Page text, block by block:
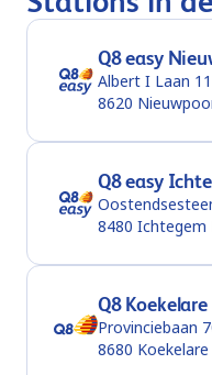
Q8 easy
Albert I Laan
8620
Q8 easy
8480 Ichtegem
Q8 Koekelare
Provinciebaan
8680 Koekelare